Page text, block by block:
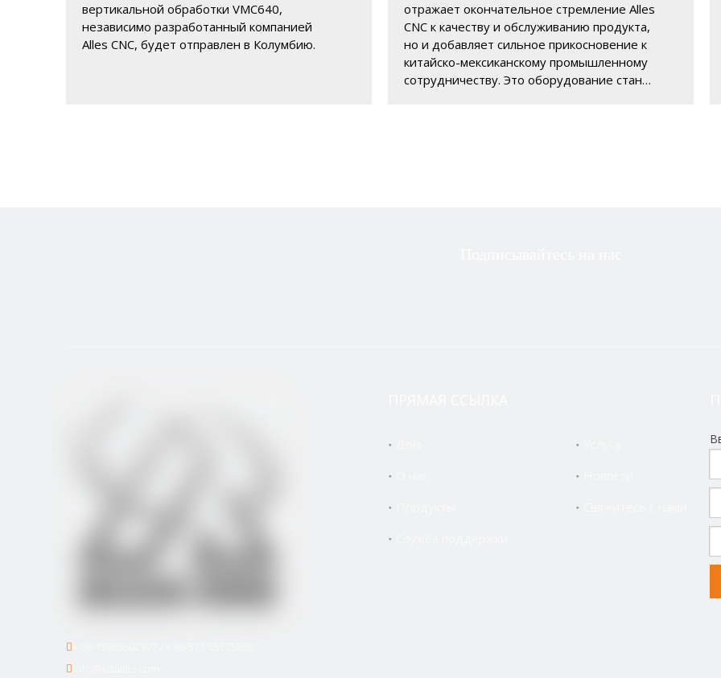
вертикальной обработки VMC640,
независимо разработанный компанией
Alles CNC, будет отправлен в Колумбию.
отражает окончательное стремление Alles
CNC к качеству и обслуживанию продукта,
но и добавляет сильное прикосновение к
китайско-мексиканскому промышленному
сотрудничеству. Это оборудование станет

